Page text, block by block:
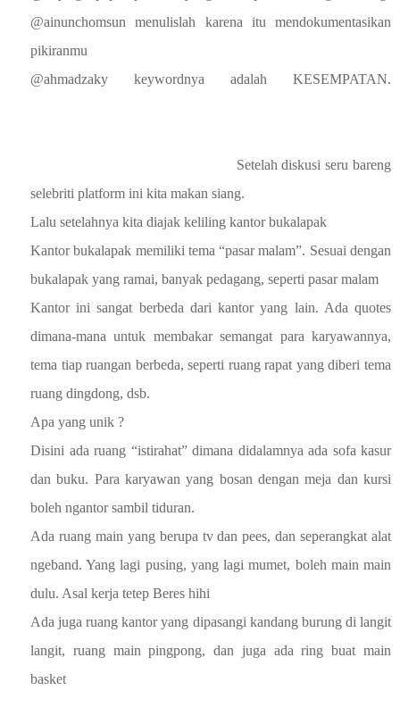
@ainunchomsun menulislah karena itu mendokumentasikan
pikiranmu
@ahmadzaky keywordnya adalah KESEMPATAN.
Setelah diskusi seru bareng
selebriti platform ini kita makan siang.
Lalu setelahnya kita diajak keliling kantor bukalapak
Kantor bukalapak memiliki tema “pasar malam”. Sesuai dengan
bukalapak yang ramai, banyak pedagang, seperti pasar malam
Kantor ini sangat berbeda dari kantor yang lain. Ada quotes
dimana-mana untuk membakar semangat para karyawannya,
tema tiap ruangan berbeda, seperti ruang rapat yang diberi tema
ruang dingdong, dsb.
Apa yang unik ?
Disini ada ruang “istirahat” dimana didalamnya ada sofa kasur
dan buku. Para karyawan yang bosan dengan meja dan kursi
boleh ngantor sambil tiduran.
Ada ruang main yang berupa tv dan pees, dan seperangkat alat
ngeband. Yang lagi pusing, yang lagi mumet, boleh main main
dulu. Asal kerja tetep Beres hihi
Ada juga ruang kantor yang dipasangi kandang burung di langit
langit, ruang main pingpong, dan juga ada ring buat main
basket